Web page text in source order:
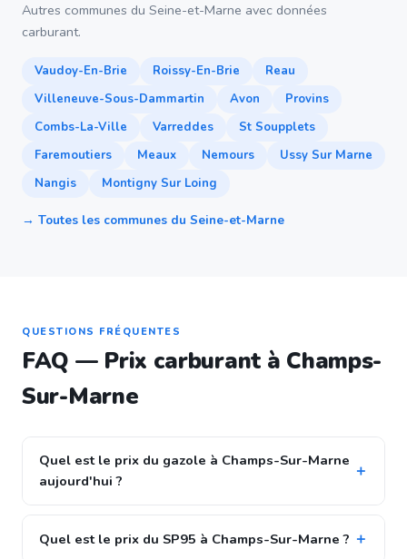
Autres communes du Seine-et-Marne avec données
carburant.
Vaudoy-En-Brie Roissy-En-Brie
Reau
Villeneuve-Sous-Dammartin
Avon
Provins
Combs-La-Ville
Varreddes
St Soupplets
Faremoutiers
Meaux Nemours
Ussy Sur Marne
Nangis
Montigny Sur Loing
→ Toutes les communes du Seine-et-Marne
QUESTIONS FRÉQUENTES
FAQ — Prix carburant à Champs-
Sur-Marne
Quel est le prix du gazole à Champs-Sur-Marne
aujourd'hui ?
Quel est le prix du SP95 à Champs-Sur-Marne ?